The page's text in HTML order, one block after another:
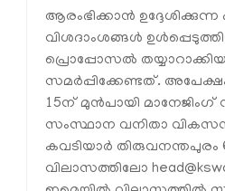
ആരംഭിക്കാന്‍
വിശദാംശങ്ങള്‍
പ്രൊപ്പോസല്‍
സമര്‍പ്പിക്കേണ്ടത്.
15ന് മുന്‍പായി
സംസ്ഥാന വനിതാ
കവടിയാര്‍ തിരുവനന്തപുരം
വിലാസത്തിലോ